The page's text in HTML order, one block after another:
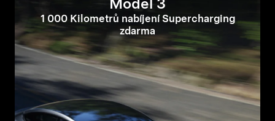
1 000 Kilometrů nabíjení Supercharging
zdarma